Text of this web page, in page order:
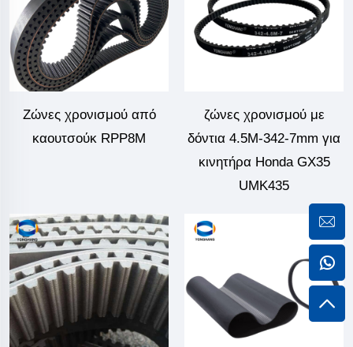
Ζώνες χρονισμού από
καουτσούκ RPP8M
ζώνες χρονισμού με
δόντια 4.5M-342-7mm για
κινητήρα Honda GX35
UMK435